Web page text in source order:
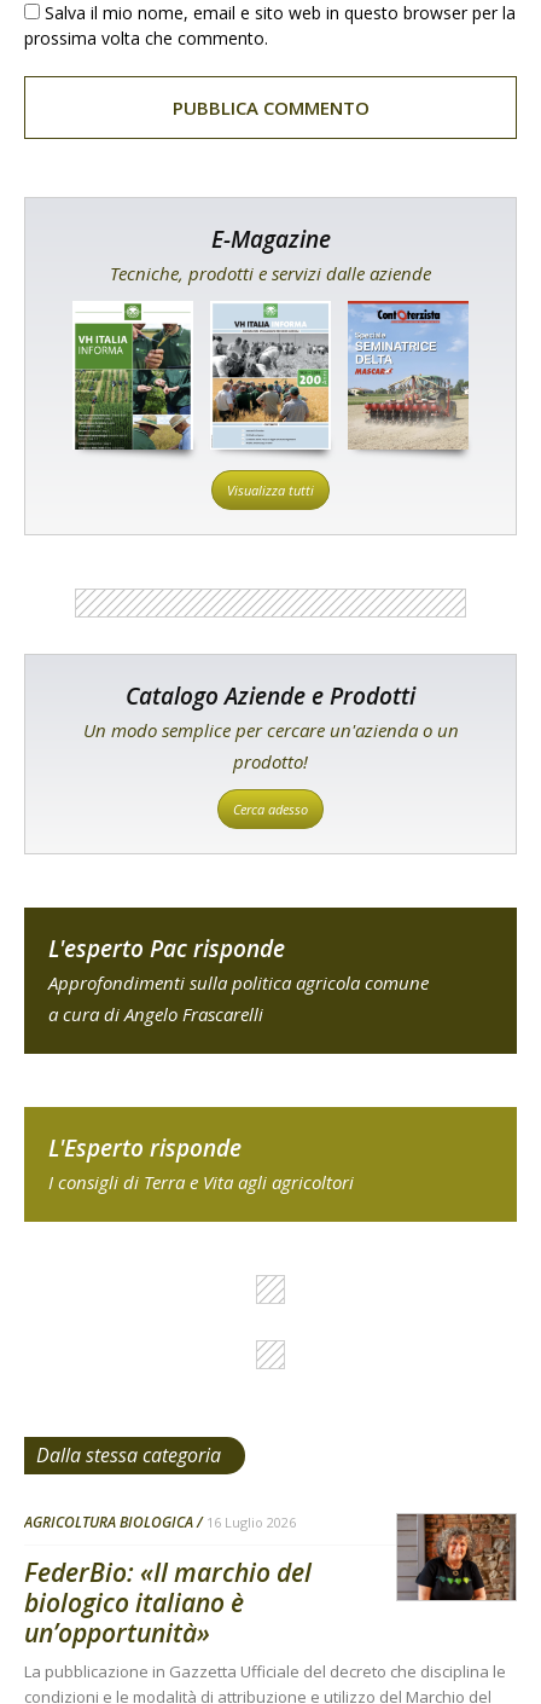
Salva il mio nome, email e sito web in questo browser per la
prossima volta che commento.
E-Magazine
Tecniche, prodotti e servizi dalle aziende
Visualizza tutti
Catalogo Aziende e Prodotti
Un modo semplice per cercare un'azienda o un
prodotto!
Cerca adesso
L'esperto Pac risponde
Approfondimenti sulla politica agricola comune
a cura di Angelo Frascarelli
L'Esperto risponde
I consigli di Terra e Vita agli agricoltori
Dalla stessa categoria
AGRICOLTURA BIOLOGICA 16 Luglio 2026
FederBio: «Il marchio del
biologico italiano è
un’opportunità»
La pubblicazione in Gazzetta Ufficiale del decreto che disciplina le
condizioni e le modalità di attribuzione e utilizzo del Marchio del